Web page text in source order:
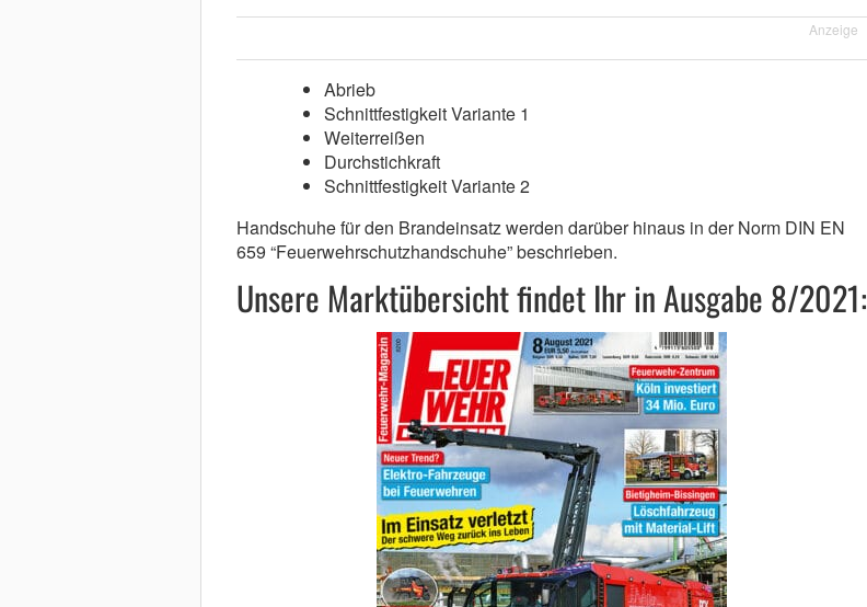
Anzeige
Abrieb
Schnittfestigkeit Variante 1
Weiterreißen
Durchstichkraft
Schnittfestigkeit Variante 2
Handschuhe für den Brandeinsatz werden darüber hinaus in der Norm DIN EN
659 “Feuerwehrschutzhandschuhe” beschrieben.
Unsere Marktübersicht findet Ihr in Ausgabe 8/2021: